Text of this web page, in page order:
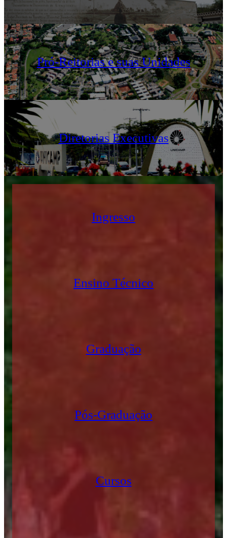
Pró-Reitorias e suas Unidades
Diretorias Executivas
Ingresso
Ensino Técnico
Graduação
Pós-Graduação
Cursos